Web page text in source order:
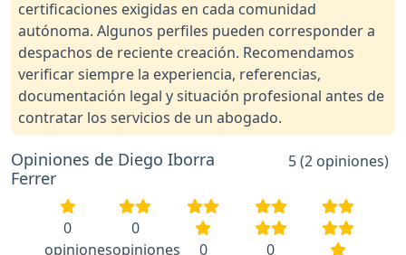
certificaciones exigidas en cada comunidad
autónoma. Algunos perfiles pueden corresponder a
despachos de reciente creación. Recomendamos
verificar siempre la experiencia, referencias,
documentación legal y situación profesional antes de
contratar los servicios de un abogado.
Opiniones de Diego Iborra
Ferrer
5 (2 opiniones)
0
opiniones
0
opiniones
0
0